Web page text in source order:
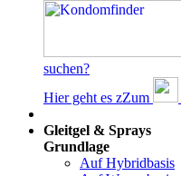
suchen?
Hier geht es zZum
Gleitgel & Sprays
Grundlage
Auf Hybridbasis